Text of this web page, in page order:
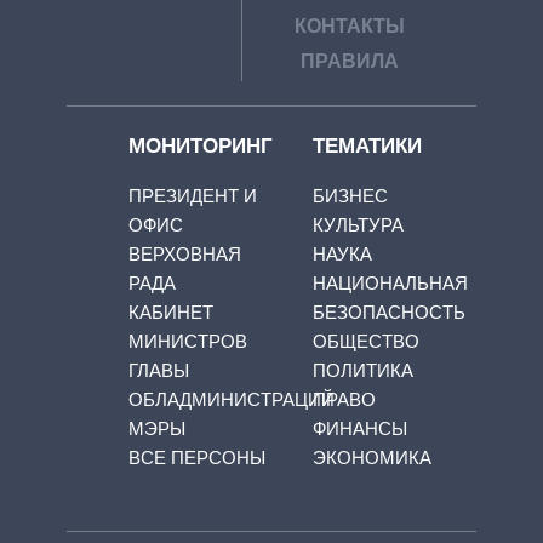
КОНТАКТЫ
ПРАВИЛА
МОНИТОРИНГ
ПРЕЗИДЕНТ И
ОФИС
ВЕРХОВНАЯ
РАДА
КАБИНЕТ
МИНИСТРОВ
ГЛАВЫ
ОБЛАДМИНИСТРАЦИЙ
МЭРЫ
ВСЕ ПЕРСОНЫ
ТЕМАТИКИ
БИЗНЕС
КУЛЬТУРА
НАУКА
НАЦИОНАЛЬНАЯ
БЕЗОПАСНОСТЬ
ОБЩЕСТВО
ПОЛИТИКА
ПРАВО
ФИНАНСЫ
ЭКОНОМИКА